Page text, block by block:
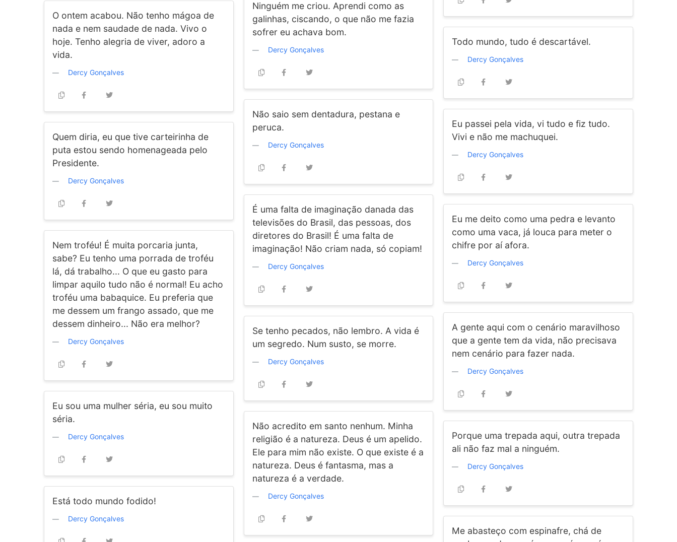
O ontem acabou. Não tenho mágoa de
nada e nem saudade de nada. Vivo o
hoje. Tenho alegria de viver, adoro a
vida.
Dercy Gonçalves
Quem diria, eu que tive carteirinha de
puta estou sendo homenageada pelo
Presidente.
Dercy Gonçalves
Nem troféu! É muita porcaria junta,
sabe? Eu tenho uma porrada de troféu
lá, dá trabalho... O que eu gasto para
limpar aquilo tudo não é normal! Eu acho
troféu uma babaquice. Eu preferia que
me dessem um frango assado, que me
dessem dinheiro... Não era melhor?
Dercy Gonçalves
Eu sou uma mulher séria, eu sou muito
séria.
Dercy Gonçalves
Está todo mundo fodido!
Dercy Gonçalves
Ninguém me criou. Aprendi como as
galinhas, ciscando, o que não me fazia
sofrer eu achava bom.
Dercy Gonçalves
Não saio sem dentadura, pestana e
peruca.
Dercy Gonçalves
É uma falta de imaginação danada das
televisões do Brasil, das pessoas, dos
diretores do Brasil! É uma falta de
imaginação! Não criam nada, só copiam!
Dercy Gonçalves
Se tenho pecados, não lembro. A vida é
um segredo. Num susto, se morre.
Dercy Gonçalves
Não acredito em santo nenhum. Minha
religião é a natureza. Deus é um apelido.
Ele para mim não existe. O que existe é a
natureza. Deus é fantasma, mas a
natureza é a verdade.
Dercy Gonçalves
Todo mundo, tudo é descartável.
Dercy Gonçalves
Eu passei pela vida, vi tudo e fiz tudo.
Vivi e não me machuquei.
Dercy Gonçalves
Eu me deito como uma pedra e levanto
como uma vaca, já louca para meter o
chifre por aí afora.
Dercy Gonçalves
A gente aqui com o cenário maravilhoso
que a gente tem da vida, não precisava
nem cenário para fazer nada.
Dercy Gonçalves
Porque uma trepada aqui, outra trepada
ali não faz mal a ninguém.
Dercy Gonçalves
Me abasteço com espinafre, chá de